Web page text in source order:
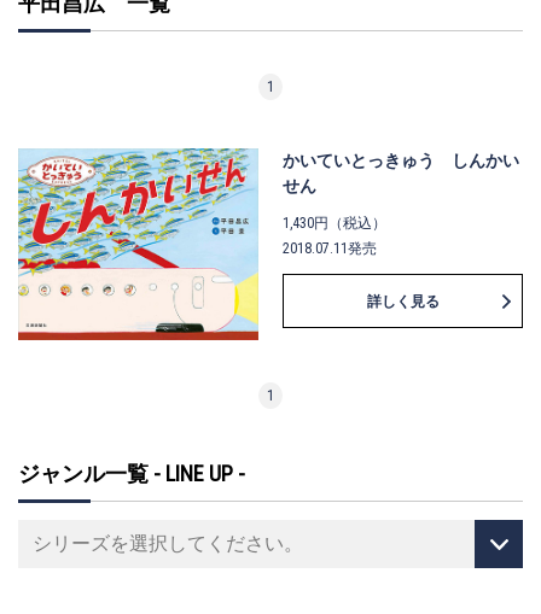
1
かいていとっきゅう しんかい
せん
1,430円（税込）
2018.07.11発売
詳しく見る
1
ジャンル一覧 - LINE UP -